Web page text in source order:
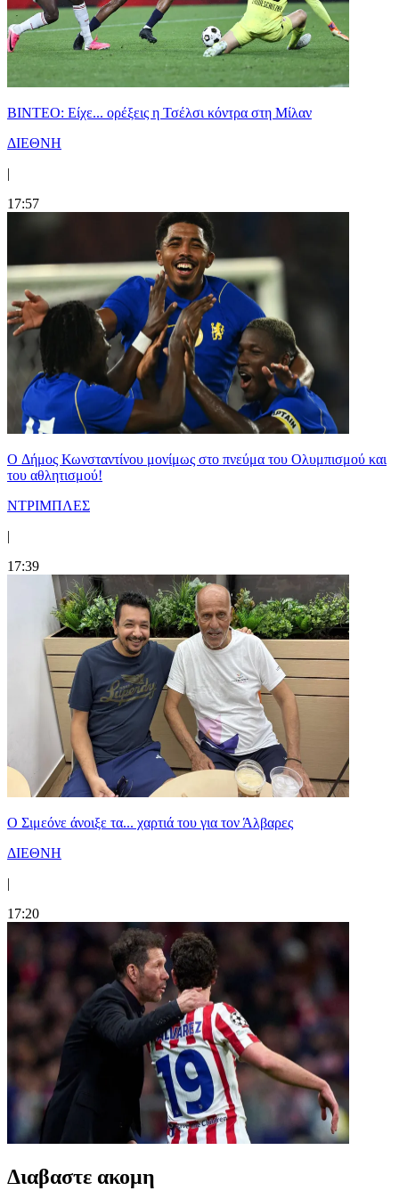
BINTEO: Είχε... ορέξεις η Τσέλσι κόντρα στη Μίλαν
ΔΙΕΘΝΗ
|
17:57
O Δήμος Κωνσταντίνου μονίμως στο πνεύμα του Ολυμπισμού και
του αθλητισμού!
ΝΤΡΙΜΠΛΕΣ
|
17:39
Ο Σιμεόνε άνοιξε τα... χαρτιά του για τον Άλβαρες
ΔΙΕΘΝΗ
|
17:20
Διαβαστε ακομη